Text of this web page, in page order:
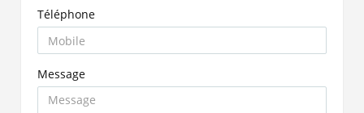
Téléphone
Message